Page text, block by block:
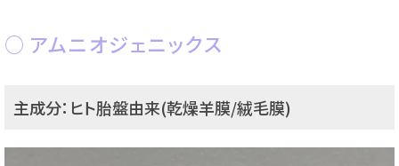
アムニオジェニックス
主成分：ヒト胎盤由来(乾燥羊膜/絨毛膜)